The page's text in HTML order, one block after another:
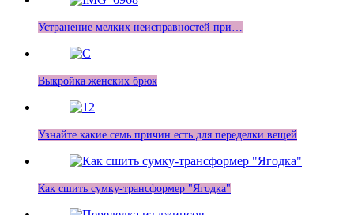
Устранение мелких неисправностей при…
Выкройка женских брюк
Узнайте какие семь причин есть для переделки вещей
Как сшить сумку-трансформер "Ягодка"